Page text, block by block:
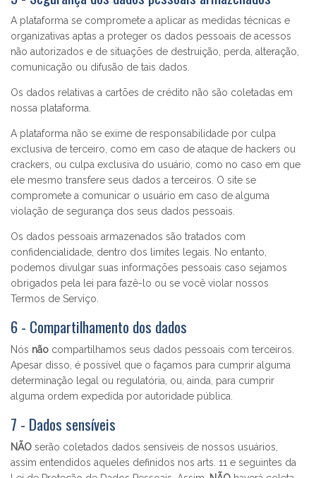
A plataforma se compromete a aplicar as medidas técnicas e
organizativas aptas a proteger os dados pessoais de acessos
não autorizados e de situações de destruição, perda, alteração,
comunicação ou difusão de tais dados.
Os dados relativas a cartões de crédito não são coletadas em
nossa plataforma.
A plataforma não se exime de responsabilidade por culpa
exclusiva de terceiro, como em caso de ataque de hackers ou
crackers, ou culpa exclusiva do usuário, como no caso em que
ele mesmo transfere seus dados a terceiros. O site se
compromete a comunicar o usuário em caso de alguma
violação de segurança dos seus dados pessoais.
Os dados pessoais armazenados são tratados com
confidencialidade, dentro dos limites legais. No entanto,
podemos divulgar suas informações pessoais caso sejamos
obrigados pela lei para fazê-lo ou se você violar nossos
Termos de Serviço.
6 - Compartilhamento dos dados
Nós não compartilhamos seus dados pessoais com terceiros.
Apesar disso, é possível que o façamos para cumprir alguma
determinação legal ou regulatória, ou, ainda, para cumprir
alguma ordem expedida por autoridade pública.
7 - Dados sensíveis
NÃO serão coletados dados sensíveis de nossos usuários,
assim entendidos aqueles definidos nos arts. 11 e seguintes da